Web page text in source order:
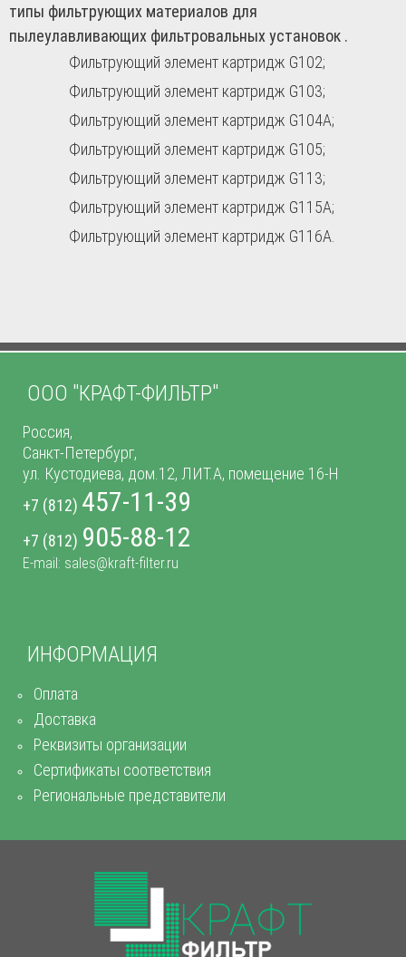
типы фильтрующих материалов для
пылеулавливающих фильтровальных установок .
Фильтрующий элемент картридж G102;
Фильтрующий элемент картридж G103;
Фильтрующий элемент картридж G104A;
Фильтрующий элемент картридж G105;
Фильтрующий элемент картридж G113;
Фильтрующий элемент картридж G115A;
Фильтрующий элемент картридж G116A.
ИНФОРМАЦИЯ
Оплата
Доставка
Реквизиты организации
Сертификаты соответствия
Региональные представители
ООО "КРАФТ-ФИЛЬТР"
Россия,
Санкт-Петербург,
ул. Кустодиева, дом.12, ЛИТ.А, помещение 16-Н
+7 (812) 457-11-39
+7 (812) 905-88-12
E-mail: sales@kraft-filter.ru